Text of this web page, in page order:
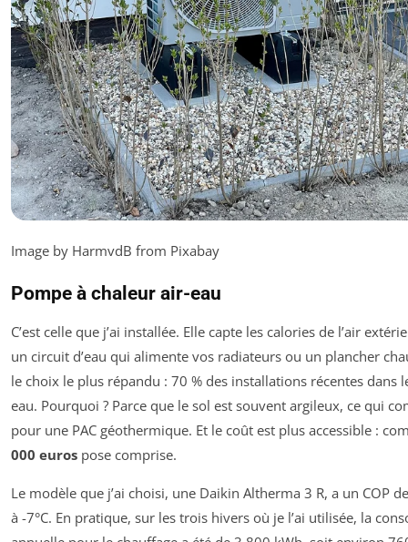
Image by HarmvdB from Pixabay
Pompe à chaleur air-eau
C’est celle que j’ai installée. Elle capte les calories de l’air
un circuit d’eau qui alimente vos radiateurs ou un plancher
le choix le plus répandu : 70 % des installations récentes dans
eau. Pourquoi ? Parce que le sol est souvent argileux, ce qui
pour une PAC géothermique. Et le coût est plus accessible :
000 euros pose comprise.
Le modèle que j’ai choisi, une Daikin Altherma 3 R, a un COP
à -7°C. En pratique, sur les trois hivers où je l’ai utilisée, la